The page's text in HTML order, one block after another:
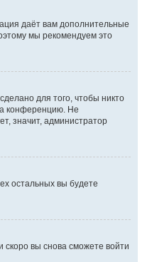
даёт вам дополнительные
мы рекомендуем это
для того, чтобы никто
конференцию. Не
значит, администратор
остальных вы будете
скоро вы снова сможете войти